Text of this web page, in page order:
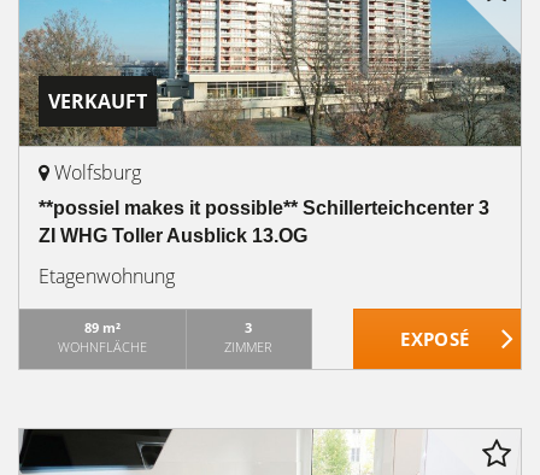
VERKAUFT
Wolfsburg
**possiel makes it possible** Schillerteichcenter 3
ZI WHG Toller Ausblick 13.OG
Etagenwohnung
89 m²
WOHNFLÄCHE
3
ZIMMER